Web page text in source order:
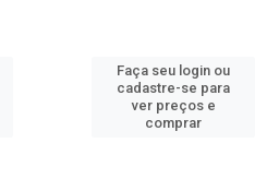
Faça seu login ou
cadastre-se para
ver preços e
comprar